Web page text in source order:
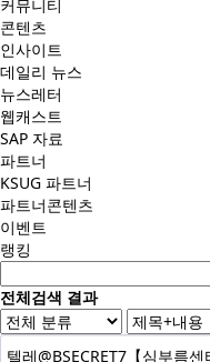
커뮤니티
콘텐츠
인사이트
데일리 뉴스
뉴스레터
웹캐스트
SAP 자료
파트너
KSUG 파트너
파트너콘텐츠
이벤트
랭킹
전체검색 결과